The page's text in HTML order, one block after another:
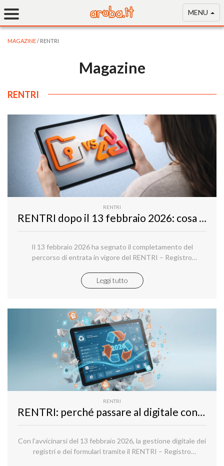
MENU
MAGAZINE/ RENTRI
Magazine
RENTRI
RENTRI
RENTRI dopo il 13 febbraio 2026: cosa è cambiato e perché la conservazione digitale è diventata centrale
Il 13 febbraio 2026 ha segnato il completamento del
percorso di entrata in vigore del RENTRI – Registro
Leggi tutto
RENTRI
RENTRI: perché passare al digitale conviene davvero (anche a chi ha sempre usato la carta)
Con l’avvicinarsi del 13 febbraio 2026, la gestione digitale dei
registri e dei formulari tramite il RENTRI – Registro